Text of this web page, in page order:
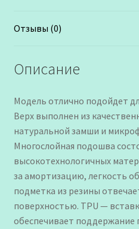
Отзывы (0)
Описание
Модель отлично подойдет
Верх выполнен из
натуральной замши и
Многослойная подошва
высокотехнологичных
за амортизацию, легкость
подметка из резины
поверхностью. TPU —
обеспечивает поддержание